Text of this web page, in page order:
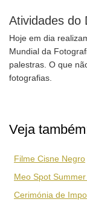
Atividades do
Hoje em dia
Mundial da
palestras. O que
fotografias.
Veja
Filme Cisne Negro
Meo Spot
Cerimónia de